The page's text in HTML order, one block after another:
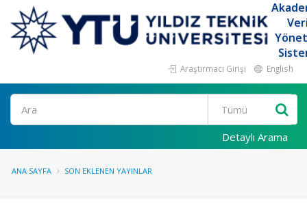
Araştırmacı Girişi English
Ara
Detaylı Arama
ANA SAYFA SON EKLENEN YAYINLAR